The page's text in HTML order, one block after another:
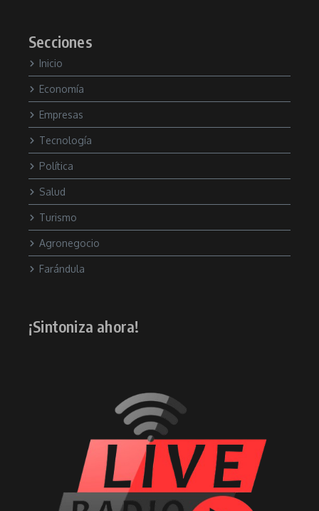
Secciones
Inicio
Economía
Empresas
Tecnología
Política
Salud
Turismo
Agronegocio
Farándula
¡Sintoniza ahora!